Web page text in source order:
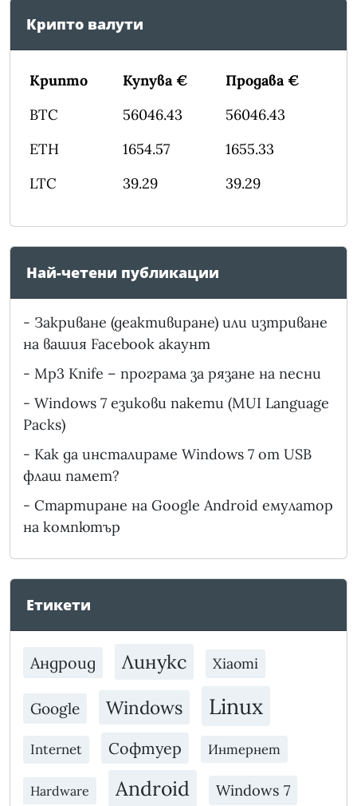
Крипто валути
Крипто Купува €
Продава €
BTC
56046.43
56046.43
ETH
1654.57
1655.33
LTC
39.29 39.29
Най-четени публикации
- Закриване (деактивиране) или изтриване
на вашия Facebook акаунт
- Mp3 Knife – програма за рязане на песни
- Windows 7 езикови пакети (MUI Language
Packs)
- Как да инсталираме Windows 7 от USB
флаш памет?
- Стартиране на Google Android емулатор
на компютър
Етикети
Андроид Линукс Xiaomi
Google Windows Linux
Internet Софтуер Интернет
Hardware Android Windows 7